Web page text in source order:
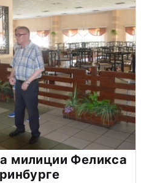
милиции Феликса